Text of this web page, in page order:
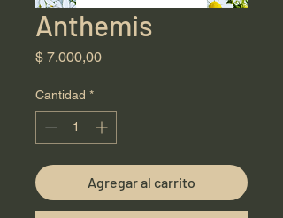
Anthemis
$ 7.000,00Precio
Cantidad *
Agregar al carrito